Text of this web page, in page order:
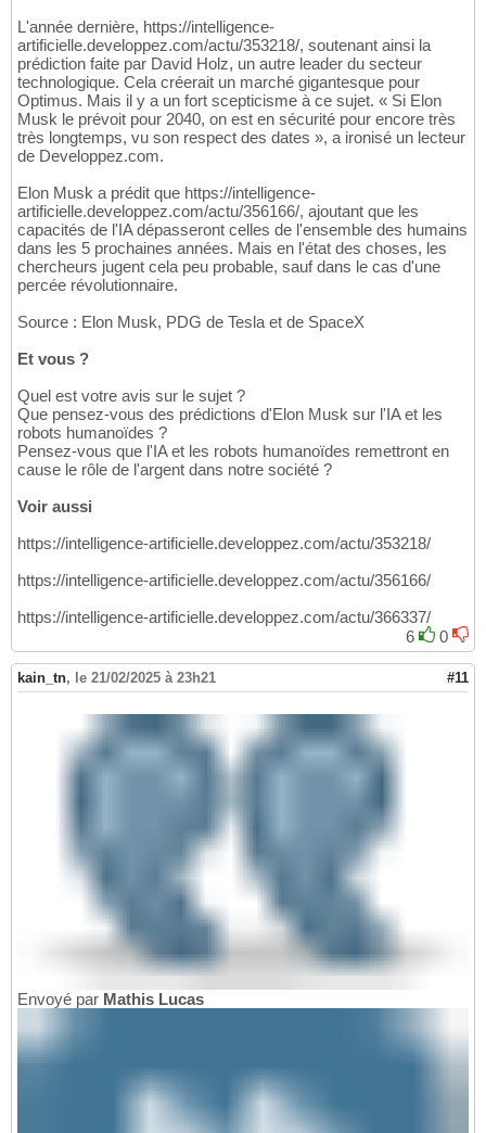
L'année dernière, https://intelligence-
artificielle.developpez.com/actu/353218/, soutenant ainsi la
prédiction faite par David Holz, un autre leader du secteur
technologique. Cela créerait un marché gigantesque pour
Optimus. Mais il y a un fort scepticisme à ce sujet. « Si Elon
Musk le prévoit pour 2040, on est en sécurité pour encore très
très longtemps, vu son respect des dates », a ironisé un lecteur
de Developpez.com.
Elon Musk a prédit que https://intelligence-
artificielle.developpez.com/actu/356166/, ajoutant que les
capacités de l'IA dépasseront celles de l'ensemble des humains
dans les 5 prochaines années. Mais en l'état des choses, les
chercheurs jugent cela peu probable, sauf dans le cas d'une
percée révolutionnaire.
Source : Elon Musk, PDG de Tesla et de SpaceX
Et vous ?
Quel est votre avis sur le sujet ?
Que pensez-vous des prédictions d'Elon Musk sur l'IA et les
robots humanoïdes ?
Pensez-vous que l'IA et les robots humanoïdes remettront en
cause le rôle de l'argent dans notre société ?
Voir aussi
https://intelligence-artificielle.developpez.com/actu/353218/
https://intelligence-artificielle.developpez.com/actu/356166/
https://intelligence-artificielle.developpez.com/actu/366337/
6
0
kain_tn, le 21/02/2025 à 23h21 #11
Envoyé par Mathis Lucas